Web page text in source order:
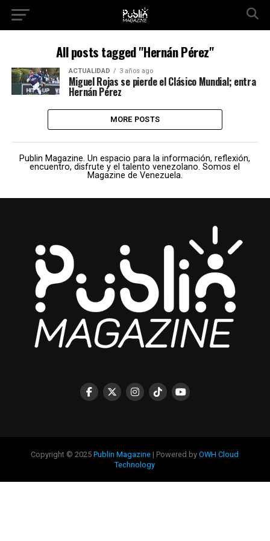
All posts tagged "Hernán Pérez"
ACTUALIDAD 3 años ago
Miguel Rojas se pierde el Clásico Mundial; entra
Hernán Pérez
MORE POSTS
Publin Magazine. Un espacio para la información, reflexión,
encuentro, disfrute y el talento venezolano. Somos el
Magazine de Venezuela.
Copyright © 2025Publin Magazine | Powered byOWH Cloud
Technology